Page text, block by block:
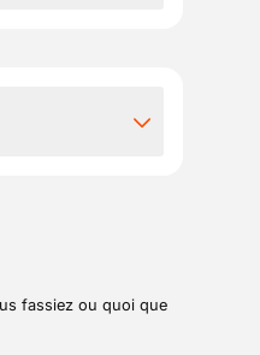
horaires
il est donc
des plats
de bières
fassiez ou quoi que